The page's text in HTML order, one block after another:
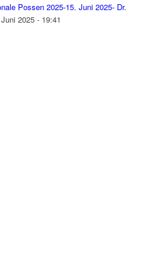
Possen 2025-15. Juni 2025- Dr.
2025 - 19:41